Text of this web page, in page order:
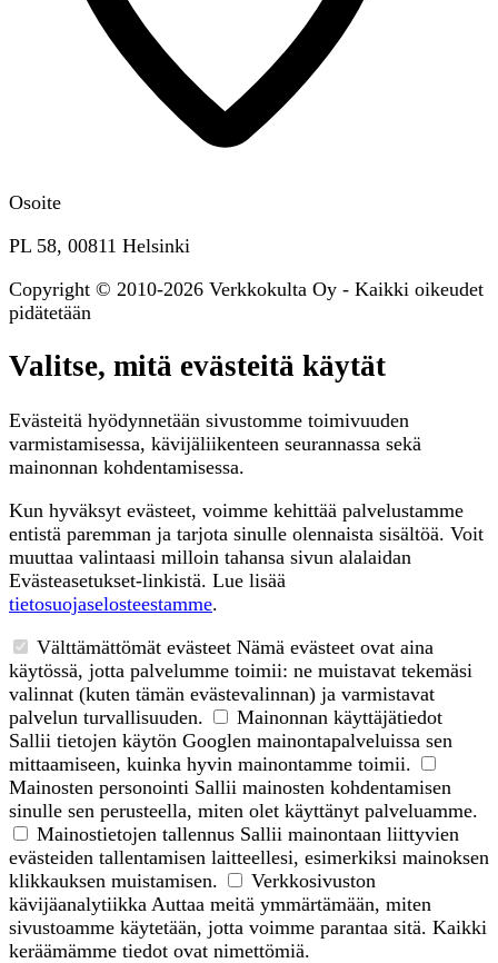
Osoite
PL 58, 00811 Helsinki
Copyright © 2010-2026 Verkkokulta Oy - Kaikki oikeudet
pidätetään
Valitse, mitä evästeitä käytät
Evästeitä hyödynnetään sivustomme toimivuuden
varmistamisessa, kävijäliikenteen seurannassa sekä
mainonnan kohdentamisessa.
Kun hyväksyt evästeet, voimme kehittää palvelustamme
entistä paremman ja tarjota sinulle olennaista sisältöä. Voit
muuttaa valintaasi milloin tahansa sivun alalaidan
Evästeasetukset-linkistä. Lue lisää
tietosuojaselosteestamme.
Välttämättömät evästeet Nämä evästeet ovat aina
käytössä, jotta palvelumme toimii: ne muistavat tekemäsi
valinnat (kuten tämän evästevalinnan) ja varmistavat
palvelun turvallisuuden.
Mainonnan käyttäjätiedot
Sallii tietojen käytön Googlen mainontapalveluissa sen
mittaamiseen, kuinka hyvin mainontamme toimii.
Mainosten personointi Sallii mainosten kohdentamisen
sinulle sen perusteella, miten olet käyttänyt palveluamme.
Mainostietojen tallennus Sallii mainontaan liittyvien
evästeiden tallentamisen laitteellesi, esimerkiksi mainoksen
klikkauksen muistamisen.
Verkkosivuston
kävijäanalytiikka Auttaa meitä ymmärtämään, miten
sivustoamme käytetään, jotta voimme parantaa sitä. Kaikki
keräämämme tiedot ovat nimettömiä.